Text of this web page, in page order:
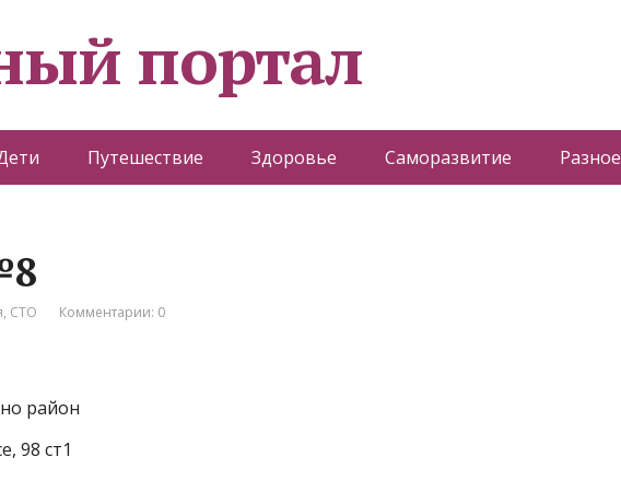
портал
Путешествие Здоровье Саморазвитие Разное
, СТО Комментарии: 0
район
98 ст1